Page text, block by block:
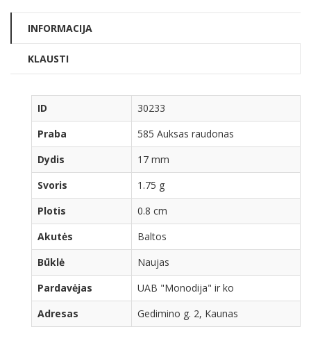
INFORMACIJA
KLAUSTI
ID
30233
Praba
585 Auksas raudonas
Dydis
17 mm
Svoris
1.75 g
Plotis
0.8 cm
Akutės
Baltos
Būklė
Naujas
Pardavėjas
UAB "Monodija" ir ko
Adresas
Gedimino g. 2, Kaunas